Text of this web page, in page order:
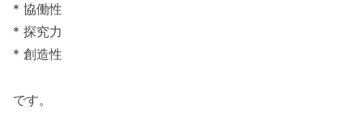
* 協働性
* 探究力
* 創造性
です。